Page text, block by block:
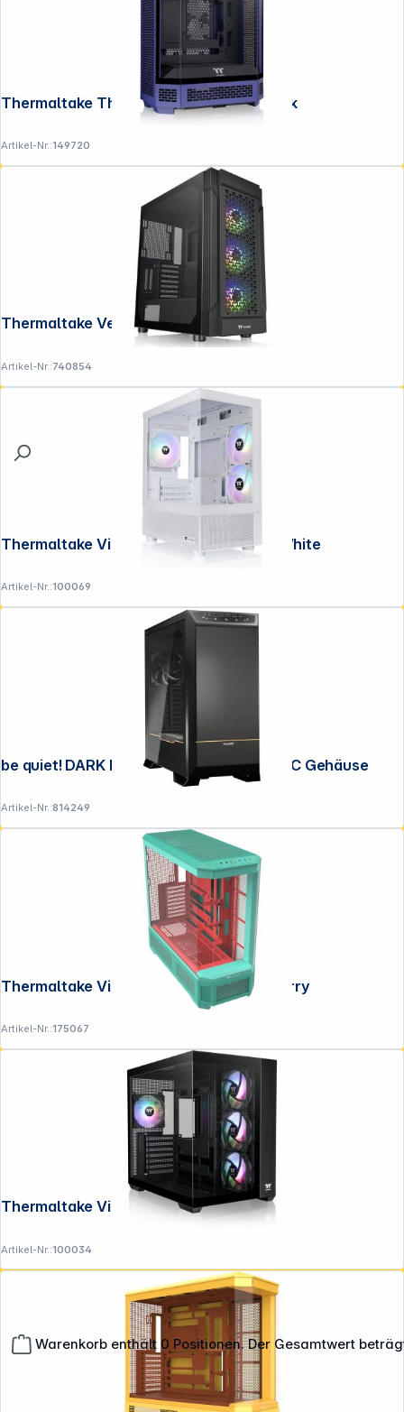
Warenkorb enthält 0 Positionen. Der Gesamtwert
Thermaltake The Tower 600 Future Dusk
Artikel-Nr.:149720
Thermaltake Versa T27 ARGB Black ATX
Artikel-Nr.:740854
Thermaltake View 170 TG ARGB Snow White
Artikel-Nr.:100069
be quiet! DARK BASE PRO 901 Schwarz PC Gehäuse
Artikel-Nr.:814249
Thermaltake View 600 TG Mint Strawberry
Artikel-Nr.:175067
Thermaltake View 380 TG ARGB Black
Artikel-Nr.:100034